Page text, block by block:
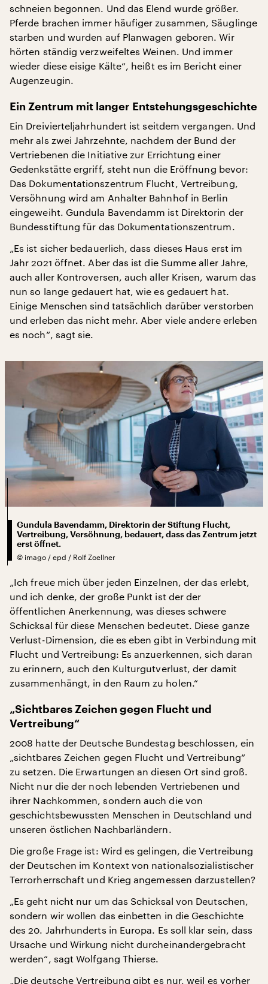
schneien begonnen. Und das Elend wurde größer.
Pferde brachen immer häufiger zusammen, Säuglinge
starben und wurden auf Planwagen geboren. Wir
hörten ständig verzweifeltes Weinen. Und immer
wieder diese eisige Kälte“, heißt es im Bericht einer
Augenzeugin.
Ein Zentrum mit langer Entstehungsgeschichte
Ein Dreivierteljahrhundert ist seitdem vergangen. Und
mehr als zwei Jahrzehnte, nachdem der Bund der
Vertriebenen die Initiative zur Errichtung einer
Gedenkstätte ergriff, steht nun die Eröffnung bevor:
Das Dokumentationszentrum Flucht, Vertreibung,
Versöhnung wird am Anhalter Bahnhof in Berlin
eingeweiht. Gundula Bavendamm ist Direktorin der
Bundesstiftung für das Dokumentationszentrum.
„Es ist sicher bedauerlich, dass dieses Haus erst im
Jahr 2021 öffnet. Aber das ist die Summe aller Jahre,
auch aller Kontroversen, auch aller Krisen, warum das
nun so lange gedauert hat, wie es gedauert hat.
Einige Menschen sind tatsächlich darüber verstorben
und erleben das nicht mehr. Aber viele andere erleben
es noch“, sagt sie.
Gundula Bavendamm, Direktorin der Stiftung Flucht,
Vertreibung, Versöhnung, bedauert, dass das Zentrum jetzt
erst öffnet.
© imago / epd / Rolf Zoellner
„Ich freue mich über jeden Einzelnen, der das erlebt,
und ich denke, der große Punkt ist der der
öffentlichen Anerkennung, was dieses schwere
Schicksal für diese Menschen bedeutet. Diese ganze
Verlust-Dimension, die es eben gibt in Verbindung mit
Flucht und Vertreibung: Es anzuerkennen, sich daran
zu erinnern, auch den Kulturgutverlust, der damit
zusammenhängt, in den Raum zu holen.“
„Sichtbares Zeichen gegen Flucht und
Vertreibung“
2008 hatte der Deutsche Bundestag beschlossen, ein
„sichtbares Zeichen gegen Flucht und Vertreibung“
zu setzen. Die Erwartungen an diesen Ort sind groß.
Nicht nur die der noch lebenden Vertriebenen und
ihrer Nachkommen, sondern auch die von
geschichtsbewussten Menschen in Deutschland und
unseren östlichen Nachbarländern.
Die große Frage ist: Wird es gelingen, die Vertreibung
der Deutschen im Kontext von nationalsozialistischer
Terrorherrschaft und Krieg angemessen darzustellen?
„Es geht nicht nur um das Schicksal von Deutschen,
sondern wir wollen das einbetten in die Geschichte
des 20. Jahrhunderts in Europa. Es soll klar sein, dass
Ursache und Wirkung nicht durcheinandergebracht
werden“, sagt Wolfgang Thierse.
„Die deutsche Vertreibung gibt es nur, weil es vorher